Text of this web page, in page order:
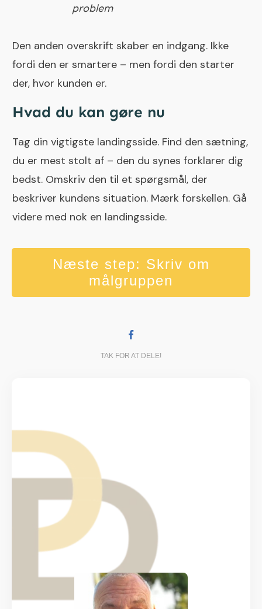
problem
Den anden overskrift skaber en indgang. Ikke
fordi den er smartere – men fordi den starter
der, hvor kunden er.
Hvad du kan gøre nu
Tag din vigtigste landingsside. Find den sætning,
du er mest stolt af – den du synes forklarer dig
bedst. Omskriv den til et spørgsmål, der
beskriver kundens situation. Mærk forskellen. Gå
videre med nok en landingsside.
Næste step: Skriv om
målgruppen
TAK FOR AT DELE!